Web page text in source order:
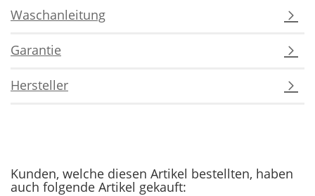
Waschanleitung
Garantie
Hersteller
Kunden, welche diesen Artikel bestellten, haben
auch folgende Artikel gekauft: